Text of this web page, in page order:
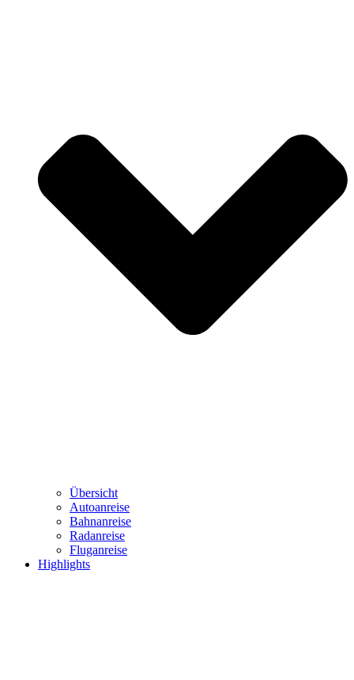
Übersicht
Autoanreise
Bahnanreise
Radanreise
Fluganreise
Highlights